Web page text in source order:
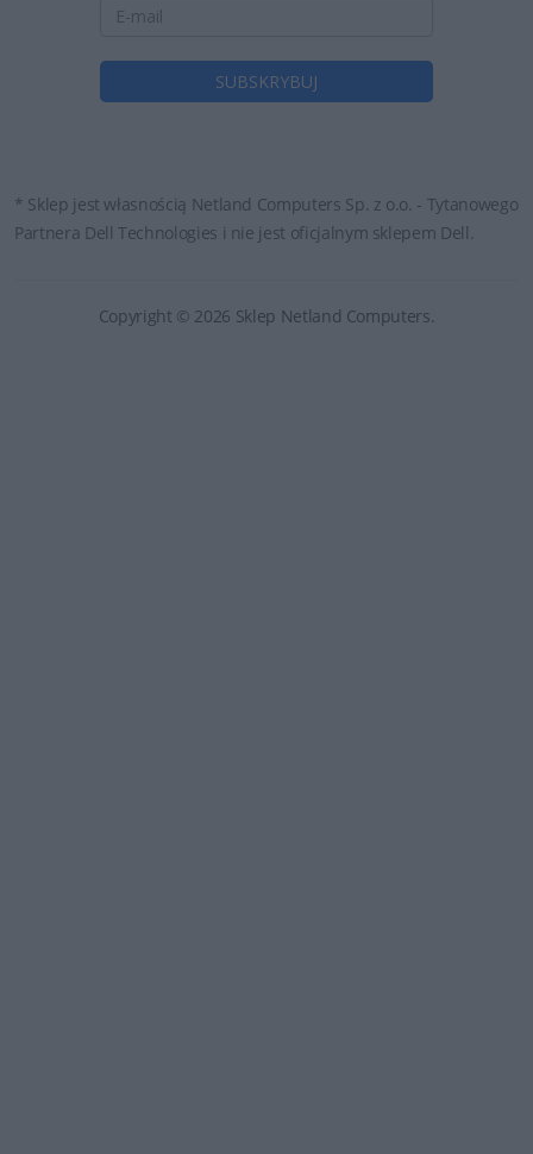
* Sklep jest własnością Netland Computers Sp. z o.o. - Tytanowego
Partnera Dell Technologies i nie jest oficjalnym sklepem Dell.
Copyright © 2026 Sklep Netland Computers.